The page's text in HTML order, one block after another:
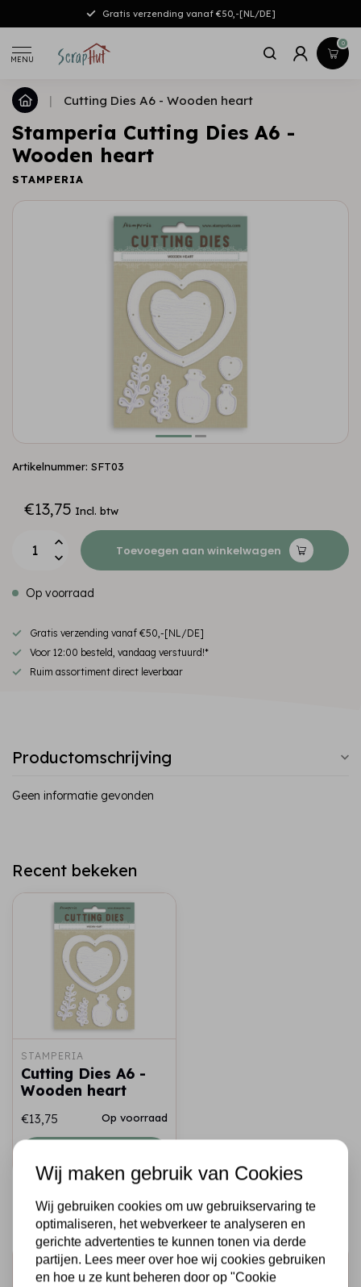
Gratis verzending vanaf €50,-[NL/DE]
MENU
0
| Cutting Dies A6 - Wooden heart
Stamperia Cutting Dies A6 -
Wooden heart
STAMPERIA
Artikelnummer: SFT03
€13,75 Incl. btw
Toevoegen aan winkelwagen
Op voorraad
Gratis verzending vanaf €50,-[NL/DE]
Voor 12:00 besteld, vandaag verstuurd!*
Ruim assortiment direct leverbaar
Productomschrijving
Geen informatie gevonden
Recent bekeken
STAMPERIA
Cutting Dies A6 -
Wooden heart
€13,75 Op voorraad
Schrijf je in voor de nieuwsbrief
Wij maken gebruik van Cookies
Wij gebruiken cookies om uw gebruikservaring te
optimaliseren, het webverkeer te analyseren en
gerichte advertenties te kunnen tonen via derde
partijen. Lees meer over hoe wij cookies gebruiken
en hoe u ze kunt beheren door op "Cookie